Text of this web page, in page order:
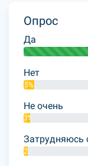
Опрос
Да
Нет
5%
Не очень
3%
Затрудняюсь
2%